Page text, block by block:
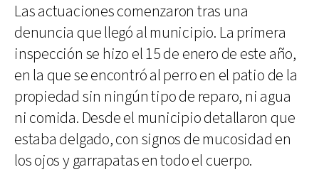
Las actuaciones comenzaron tras una
denuncia que llegó al municipio. La primera
inspección se hizo el 15 de enero de este año,
en la que se encontró al perro en el patio de la
propiedad sin ningún tipo de reparo, ni agua
ni comida. Desde el municipio detallaron que
estaba delgado, con signos de mucosidad en
los ojos y garrapatas en todo el cuerpo.